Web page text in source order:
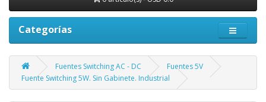
Categorías
Fuentes Switching AC - DC
Fuentes 5V
Fuente Switching 5W. Sin Gabinete. Industrial